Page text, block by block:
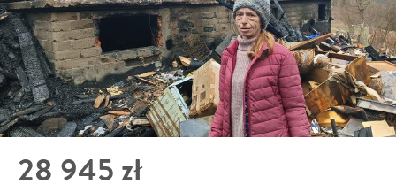
28 945 zł